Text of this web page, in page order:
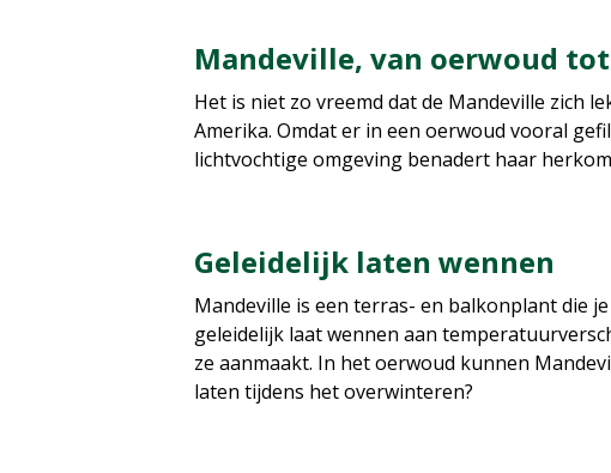
Mandeville, van oerwoud
Het is niet zo vreemd dat de Mandeville zich
Amerika. Omdat er in een oerwoud vooral
lichtvochtige omgeving benadert haar
Geleidelijk laten wennen
Mandeville is een terras- en balkonplant die
geleidelijk laat wennen aan
ze aanmaakt. In het oerwoud kunnen
laten tijdens het overwinteren?